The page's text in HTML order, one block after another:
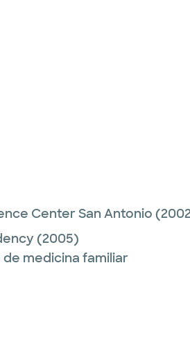
Center San Antonio
(2005)
medicina familiar